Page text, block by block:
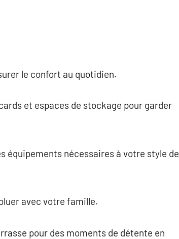
le confort au quotidien.
et espaces de stockage pour garder
équipements nécessaires à votre style de
avec votre famille.
pour des moments de détente en